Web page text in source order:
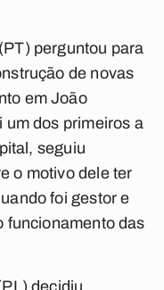
perguntou para
de novas
em João
um dos primeiros a
seguiu
o motivo dele ter
foi gestor e
funcionamento das
decidiu